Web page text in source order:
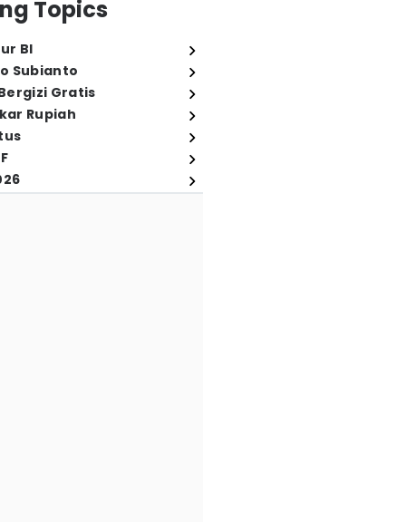
Topics
BI
Subianto
Gratis
Rupiah